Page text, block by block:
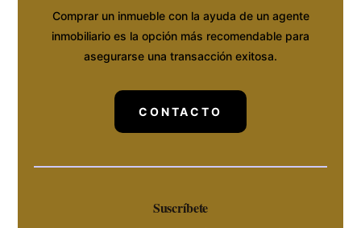
Comprar un inmueble con la ayuda de un agente
inmobiliario es la opción más recomendable para
asegurarse una transacción exitosa.
CONTACTO
Suscríbete